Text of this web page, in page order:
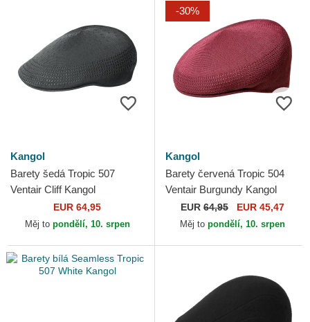
Kangol
Barety šedá Tropic 507
Ventair Cliff Kangol
EUR 64,95
Měj to pondělí, 10. srpen
-30%
Kangol
Barety červená Tropic 504
Ventair Burgundy Kangol
EUR 64,95 EUR 45,47
Měj to pondělí, 10. srpen